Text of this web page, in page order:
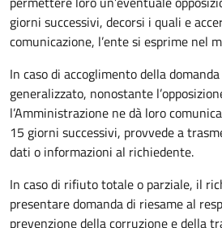
giorni successivi, decorsi i quali e
comunicazione, l’ente si esprime nel
In caso di accoglimento della
generalizzato, nonostante
l’Amministrazione ne dà loro
15 giorni successivi, provvede a
dati o informazioni al richiedente.
In caso di rifiuto totale o parziale, il
presentare domanda di riesame al
prevenzione della corruzione e della